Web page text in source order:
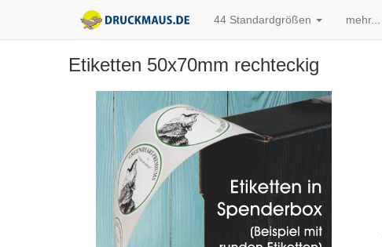
44 Standardgrößen mehr...
Etiketten 50x70mm rechteckig